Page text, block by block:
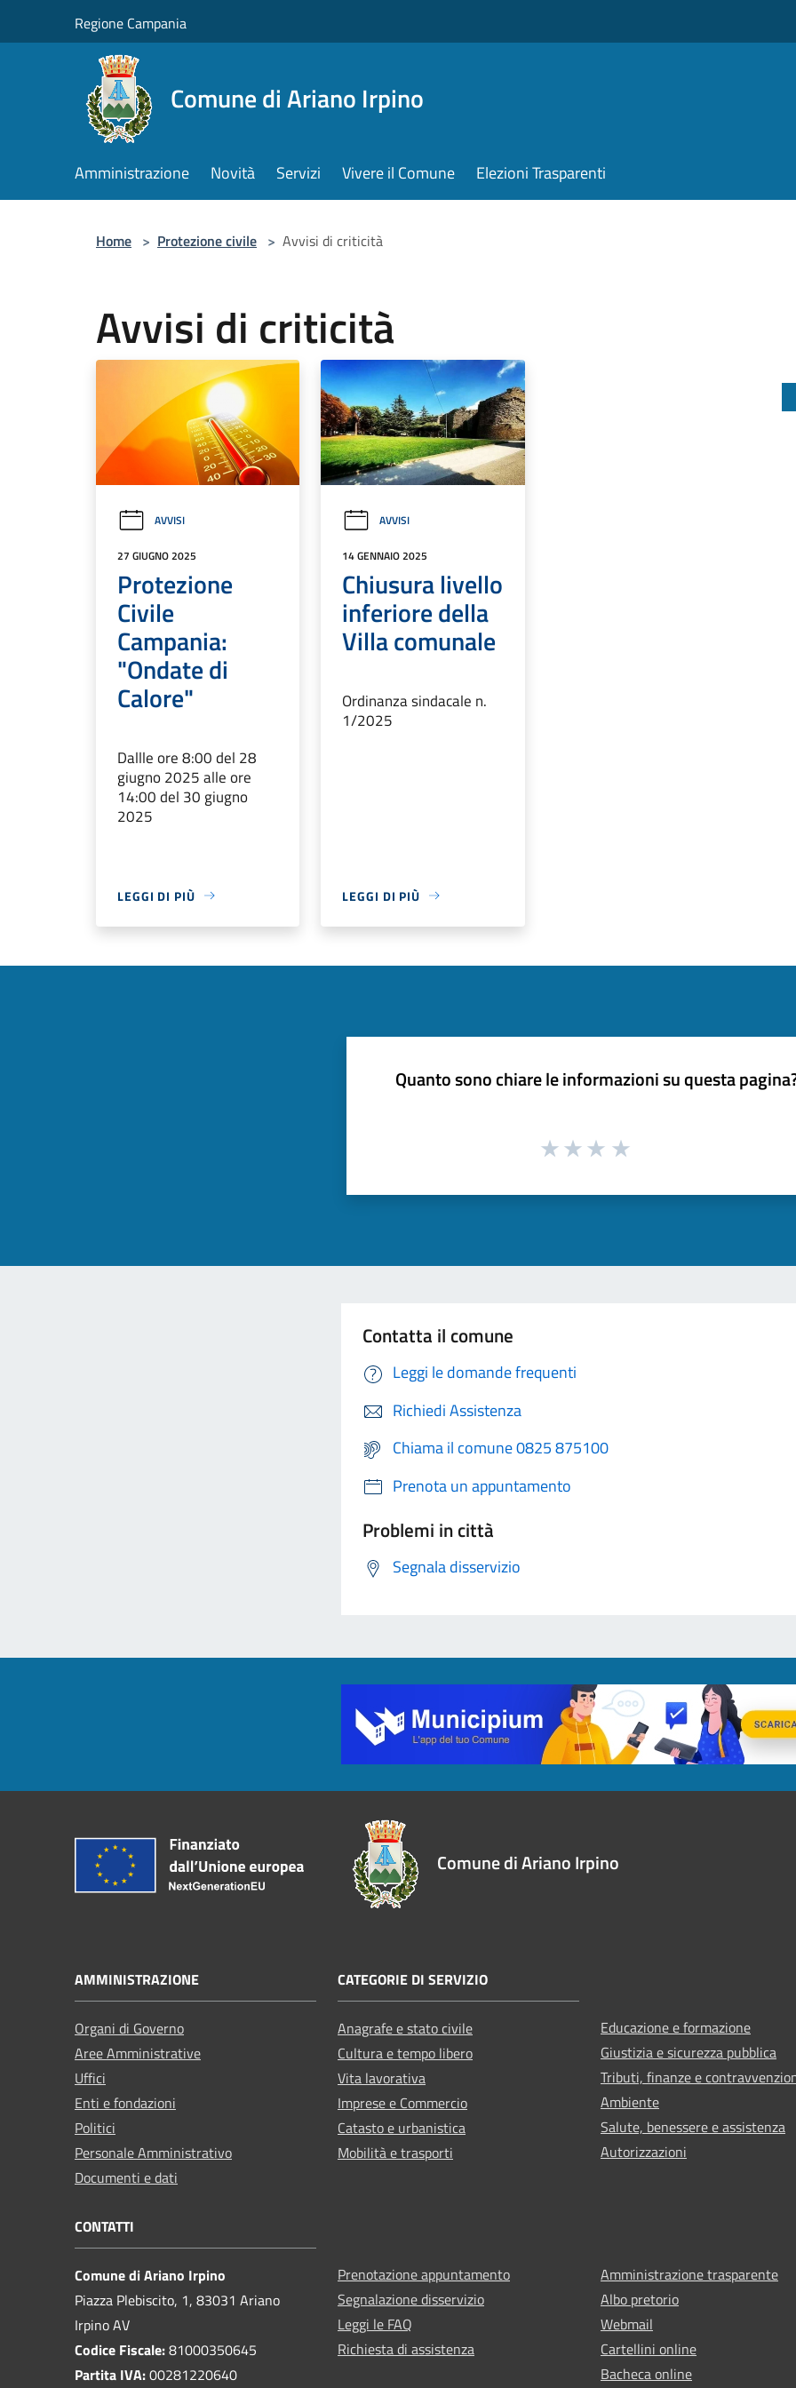
Regione Campania
Comune di Ariano Irpino
Amministrazione Novità Servizi Vivere il Comune Elezioni Trasparenti
Home > Protezione civile > Avvisi di criticità
Avvisi di criticità
AVVISI
27 GIUGNO 2025
Protezione
Civile
Campania:
"Ondate di
Calore"
Dallle ore 8:00 del 28
giugno 2025 alle ore
14:00 del 30 giugno
2025
LEGGI DI PIÙ
AVVISI
14 GENNAIO 2025
Chiusura livello
inferiore della
Villa comunale
Ordinanza sindacale n.
1/2025
LEGGI DI PIÙ
Quanto sono chiare le informazioni su questa
Contatta il comune
Leggi le domande frequenti
Richiedi Assistenza
Chiama il comune 0825 875100
Prenota un appuntamento
Problemi in città
Segnala disservizio
Comune di Ariano Irpino
AMMINISTRAZIONE
Organi di Governo
Aree Amministrative
Uffici
Enti e fondazioni
Politici
Personale Amministrativo
Documenti e dati
CATEGORIE DI SERVIZIO
Anagrafe e stato civile
Cultura e tempo libero
Vita lavorativa
Imprese e Commercio
Catasto e urbanistica
Mobilità e trasporti
Educazione e formazione
Giustizia e sicurezza pubblica
Tributi, finanze e
Ambiente
Salute, benessere e assistenza
Autorizzazioni
CONTATTI
Comune di Ariano Irpino
Piazza Plebiscito, 1, 83031 Ariano
Irpino AV
Codice Fiscale:81000350645
Partita IVA:00281220640
Prenotazione appuntamento
Segnalazione disservizio
Leggi le FAQ
Richiesta di assistenza
Amministrazione trasparente
Albo pretorio
Webmail
Cartellini online
Bacheca online